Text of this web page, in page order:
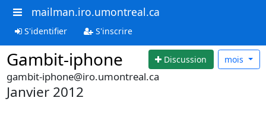
mailman.iro.umontreal.ca
S'identifier S'inscrire
Gambit-iphone Discussion mois
gambit-iphone@iro.umontreal.ca
Janvier 2012